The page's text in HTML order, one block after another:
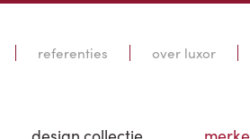
referenties over luxor